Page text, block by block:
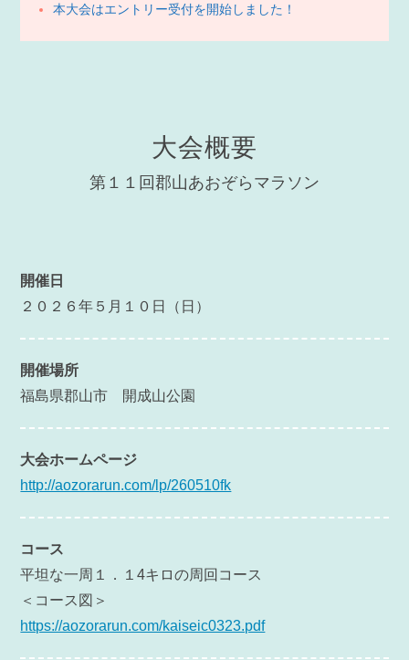
本大会はエントリー受付を開始しました！
大会概要
第１１回郡山あおぞらマラソン
開催日
２０２６年５月１０日（日）
開催場所
福島県郡山市 開成山公園
大会ホームページ
http://aozorarun.com/lp/260510fk
コース
平坦な一周１．１4キロの周回コース
＜コース図＞
https://aozorarun.com/kaiseic0323.pdf